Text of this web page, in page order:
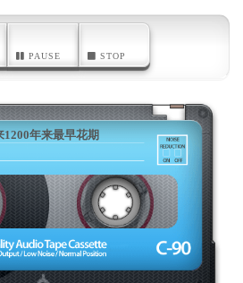
PAUSE STOP
年来最早花期